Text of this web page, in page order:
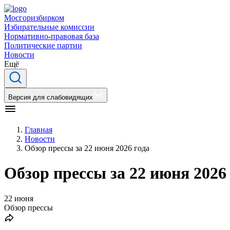
Мосгоризбирком
Избирательные комиссии
Нормативно-правовая база
Политические партии
Новости
Ещё
Версия для слабовидящих
Главная
Новости
Обзор прессы за 22 июня 2026 года
Обзор прессы за 22 июня 2026
22 июня
Обзор прессы